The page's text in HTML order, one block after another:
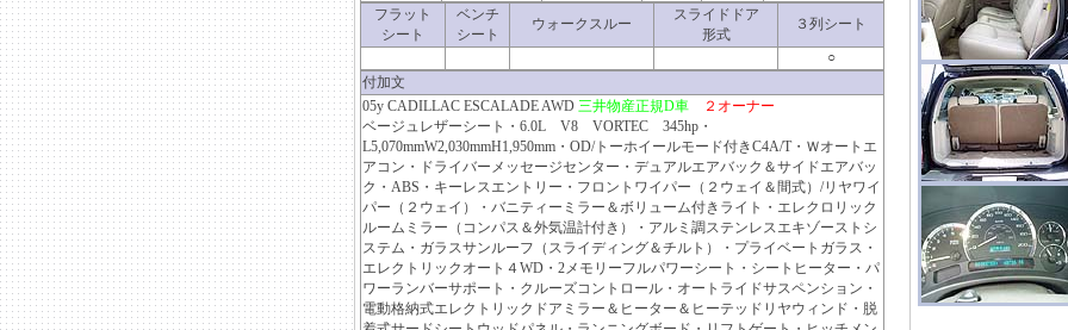
フラット
シート
ベンチ
シート
ウォークスルー
スライドドア
形式
３列シート
○
付加文
05y CADILLAC ESCALADE AWD 三井物産正規D車
２オーナー
ベージュレザーシート・6.0L V8 VORTEC 345hp・
L5,070mmW2,030mmH1,950mm・OD/トーホイールモード付きC4A/T・Ｗオートエ
アコン・ドライバーメッセージセンター・デュアルエアバック＆サイドエアバッ
ク・ABS・キーレスエントリー・フロントワイパー（２ウェイ＆間式）/リヤワイ
パー（２ウェイ）・バニティーミラー＆ボリューム付きライト・エレクロリック
ルームミラー（コンパス＆外気温計付き）・アルミ調ステンレスエキゾーストシ
ステム・ガラスサンルーフ（スライディング＆チルト）・プライベートガラス・
エレクトリックオート４WD・2メモリーフルパワーシート・シートヒーター・パ
ワーランバーサポート・クルーズコントロール・オートライドサスペンション・
電動格納式エレクトリックドアミラー＆ヒーター＆ヒーテッドリヤウィンド・脱